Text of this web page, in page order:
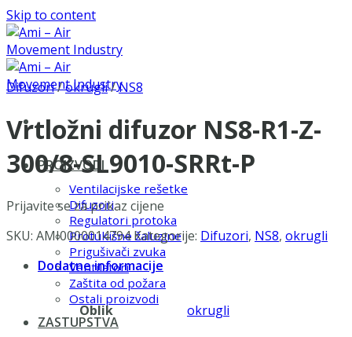
Skip to content
PROIZVODI
Ventilacijske rešetke
Difuzori
Regulatori protoka
Protukišne žaluzine
Prigušivači zvuka
Ventilatori
Zaštita od požara
Ostali proizvodi
ZASTUPSTVA
Difuzori/okrugli/NS8
Vrtložni difuzor NS8-R1-Z-
300/8-SL9010-SRRt-P
Prijavite se za prikaz cijene
SKU: AMI0000014794 Kategorije: Difuzori, NS8, okrugli
Dodatne informacije
Oblik okrugli